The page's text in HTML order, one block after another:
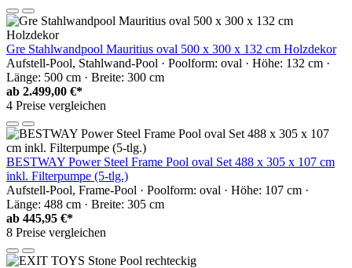
Gre Stahlwandpool Mauritius oval 500 x 300 x 132 cm Holzdekor
Aufstell-Pool, Stahlwand-Pool · Poolform: oval · Höhe: 132 cm ·
Länge: 500 cm · Breite: 300 cm
ab 2.499,00 €*
4 Preise vergleichen
BESTWAY Power Steel Frame Pool oval Set 488 x 305 x 107 cm
inkl. Filterpumpe (5-tlg.)
Aufstell-Pool, Frame-Pool · Poolform: oval · Höhe: 107 cm ·
Länge: 488 cm · Breite: 305 cm
ab 445,95 €*
8 Preise vergleichen